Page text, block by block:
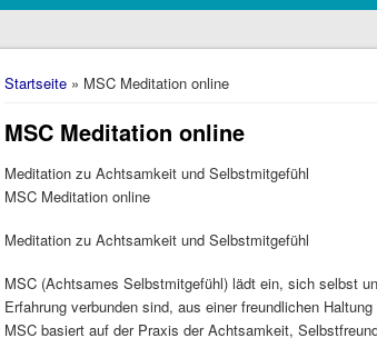
Sie sind hier
Startseite » MSC Meditation online
MSC Meditation online
Meditation zu Achtsamkeit und Selbstmitgefühl
MSC Meditation online
Meditation zu Achtsamkeit und Selbstmitgefühl
MSC (Achtsames Selbstmitgefühl) lädt ein, sich selbst
Erfahrung verbunden sind, aus einer freundlichen
MSC basiert auf der Praxis der Achtsamkeit,